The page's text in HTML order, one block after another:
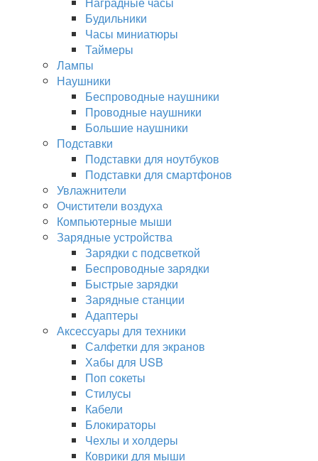
Будильники
Часы миниатюры
Таймеры
Лампы
Наушники
Беспроводные наушники
Проводные наушники
Большие наушники
Подставки
Подставки для ноутбуков
Подставки для смартфонов
Увлажнители
Очистители воздуха
Компьютерные мыши
Зарядные устройства
Зарядки с подсветкой
Беспроводные зарядки
Быстрые зарядки
Зарядные станции
Адаптеры
Аксессуары для техники
Салфетки для экранов
Хабы для USB
Поп сокеты
Стилусы
Кабели
Блокираторы
Чехлы и холдеры
Коврики для мыши